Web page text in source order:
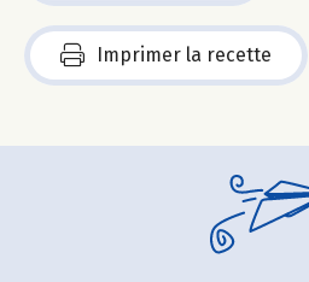
Imprimer la recette